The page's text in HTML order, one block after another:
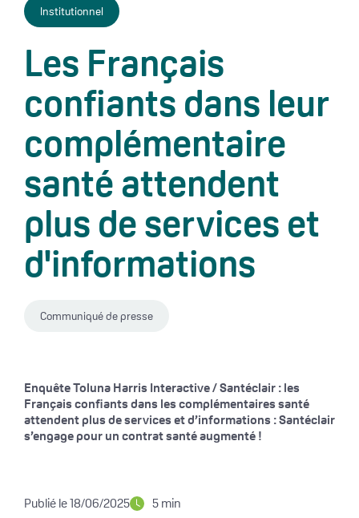
Institutionnel
Les Français
confiants dans leur
complémentaire
santé attendent
plus de services et
d'informations
Communiqué de presse
Enquête Toluna Harris Interactive / Santéclair : les
Français confiants dans les complémentaires santé
attendent plus de services et d’informations :Santéclair
s’engage pour un contrat santé augmenté !
Publié le 18/06/2025 5 min